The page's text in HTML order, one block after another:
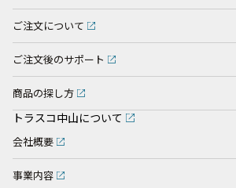
ご注文について
ご注文後のサポート
商品の探し方
トラスコ中山について
会社概要
事業内容